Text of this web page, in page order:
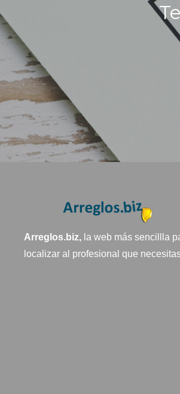
Arreglos.biz, la web más sencillla
localizar al profesional que